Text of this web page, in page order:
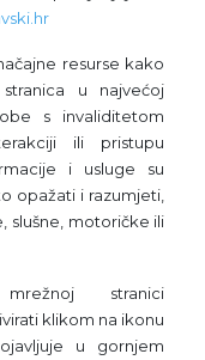
resurse kako
u najvećoj
s invaliditetom
ili pristupu
i usluge su
opažati i razumjeti,
slušne, motoričke ili
stranici
klikom na ikonu
u gornjem